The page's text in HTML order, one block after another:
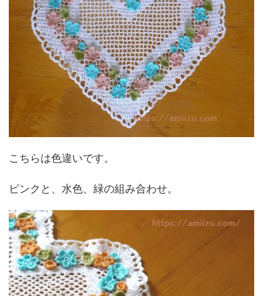
こちらは色違いです。
ピンクと、水色、緑の組み合わせ。